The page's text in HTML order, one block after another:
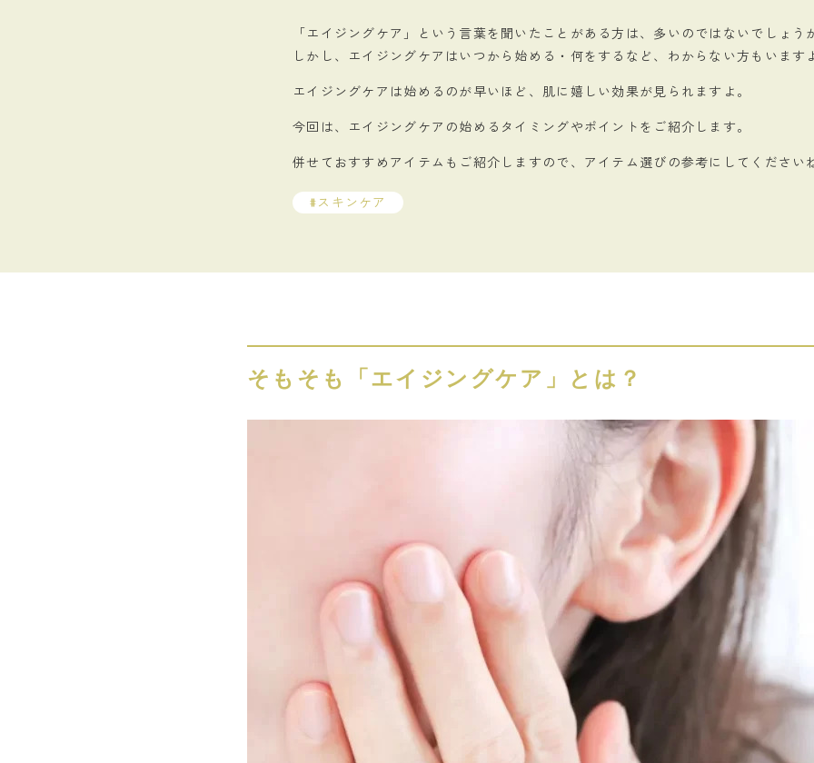
「エイジングケア」という言葉を聞いたことがある方は、多いのではないでしょう
しかし、エイジングケアはいつから始める・何をするなど、わからない方もいます
エイジングケアは始めるのが早いほど、肌に嬉しい効果が見られますよ。
今回は、エイジングケアの始めるタイミングやポイントをご紹介します。
併せておすすめアイテムもご紹介しますので、アイテム選びの参考にしてください
スキンケア
そもそも「エイジングケア」とは？